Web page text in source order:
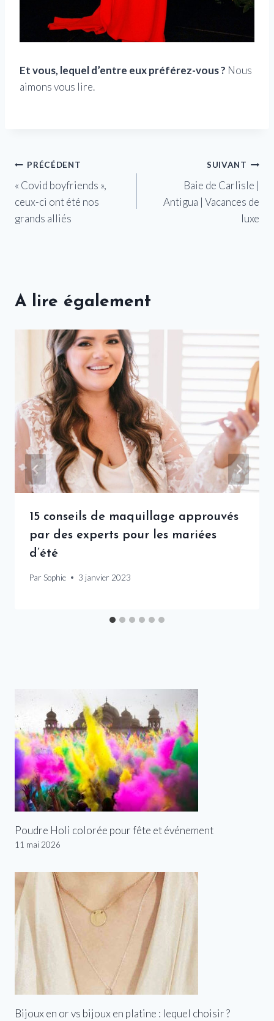
Et vous, lequel d’entre eux préférez-vous ? Nous
aimons vous lire.
Navigation
de
l’article
PRÉCÉDENT
« Covid boyfriends »,
ceux-ci ont été nos
grands alliés
SUIVANT
Baie de Carlisle |
Antigua | Vacances de
luxe
A lire également
15 conseils de maquillage approuvés
par des experts pour les mariées
d’été
Par Sophie 3 janvier 2023
Poudre Holi colorée pour fête et événement
11 mai 2026
Bijoux en or vs bijoux en platine : lequel choisir ?